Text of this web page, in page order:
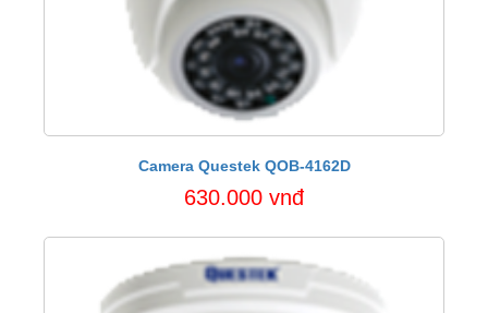
Camera Questek QOB-4162D
630.000 vnđ